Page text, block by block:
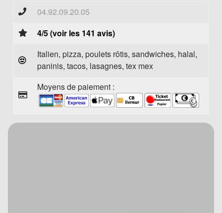
04.92.09.20.05
4/5 (voir les 141 avis)
Italien, pizza, poulets rôtis, sandwiches, halal,
paninis, tacos, lasagnes, tex mex
Moyens de paiement :